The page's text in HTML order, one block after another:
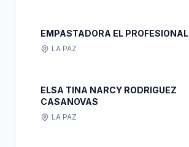
EMPASTADORA EL PROFESIONAL
LA PAZ
ELSA TINA NARCY RODRIGUEZ
CASANOVAS
LA PAZ